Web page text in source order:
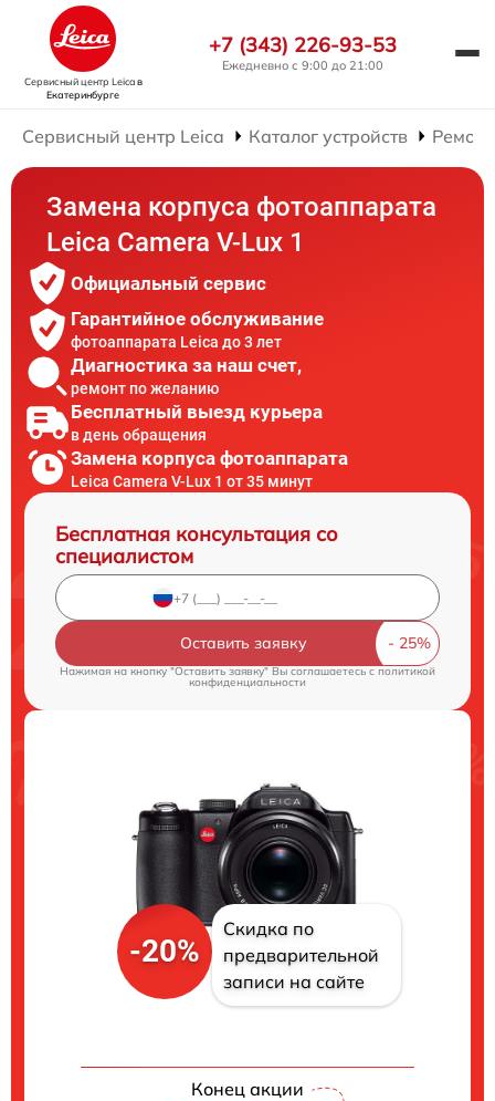
Сервисный центр Leicaв
Екатеринбурге
+7 (343) 226-93-53
Ежедневно с 9:00 до 21:00
Сервисный центр Leica Каталог устройств
Замена корпуса фотоаппарата
Leica Camera V-Lux 1
Официальный сервис
Гарантийное обслуживание
фотоаппарата Leica до 3 лет
Диагностика за наш счет,
ремонт по желанию
Бесплатный выезд курьера
в день обращения
Замена корпуса фотоаппарата
Leica Camera V-Lux 1 от 35 минут
Бесплатная консультация со
специалистом
Оставить заявку
Нажимая на кнопку "Оставить заявку" Вы соглашаетесь cполитикой
конфиденциальности
-20%
Скидка по
предварительной
записи на сайте
Конец акции